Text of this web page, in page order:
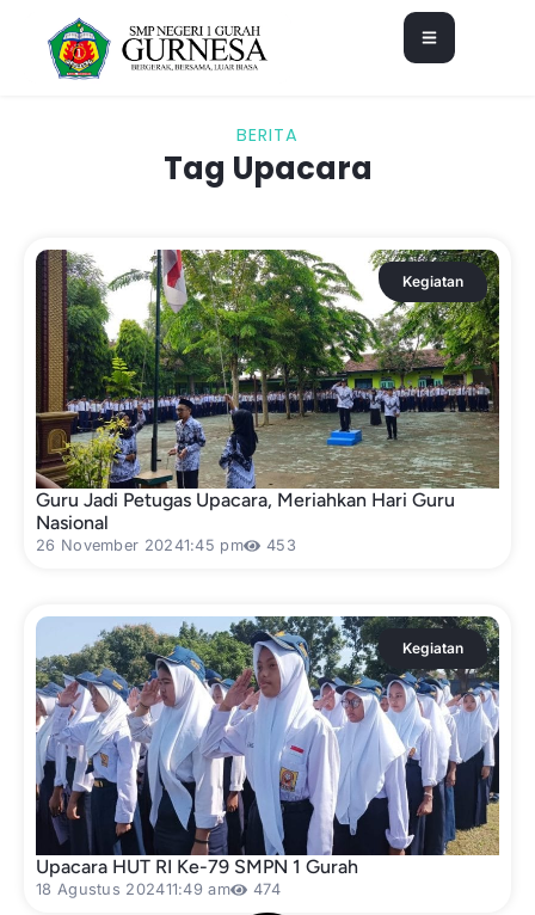
BERITA
Tag Upacara
Kegiatan
Guru Jadi Petugas Upacara, Meriahkan Hari Guru
Nasional
26 November 20241:45 pm 453
Kegiatan
Upacara HUT RI Ke-79 SMPN 1 Gurah
18 Agustus 202411:49 am 474